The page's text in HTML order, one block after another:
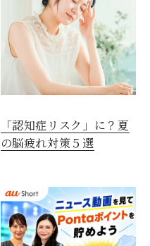
「認知症リスク」に？夏
の脳疲れ対策５選